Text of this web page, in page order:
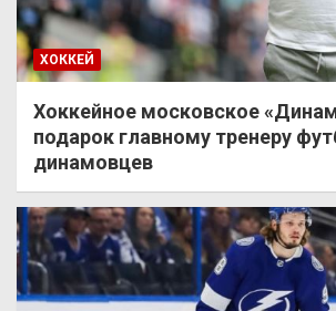
ХОККЕЙ
Хоккейное московское
подарок главному тренеру
динамовцев